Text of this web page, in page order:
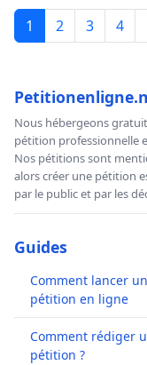
1 2 3 4
Nous hébergeons
pétition professionnelle
Nos pétitions sont
alors créer une pétition
par le public et par les
Guides
Comment lancer
pétition en ligne
Comment rédiger
pétition ?